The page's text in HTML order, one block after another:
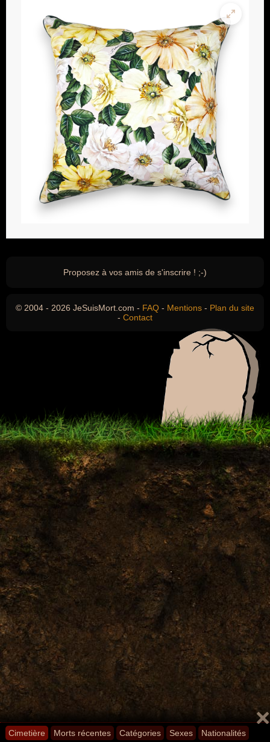
Cimetière Morts récentes Catégories Sexes Nationalités
Proposez à vos amis de s'inscrire ! ;-)
© 2004 - 2026 JeSuisMort.com - FAQ - Mentions - Plan du site
- Contact